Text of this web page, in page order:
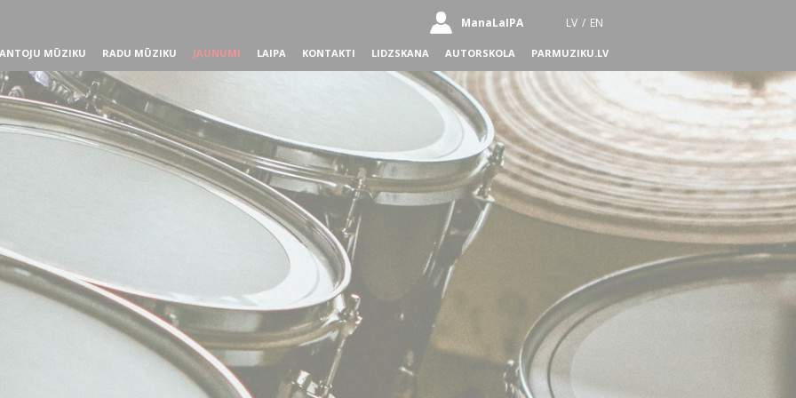
ManaLaIPA LV / EN
MŪZIKU RADU MŪZIKU JAUNUMI LAIPA KONTAKTI LIDZSKANA AUTORSKOLA PARMUZIKU.LV